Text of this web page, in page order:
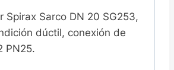
Spirax Sarco DN 20 SG253,
dúctil, conexión de
PN25.